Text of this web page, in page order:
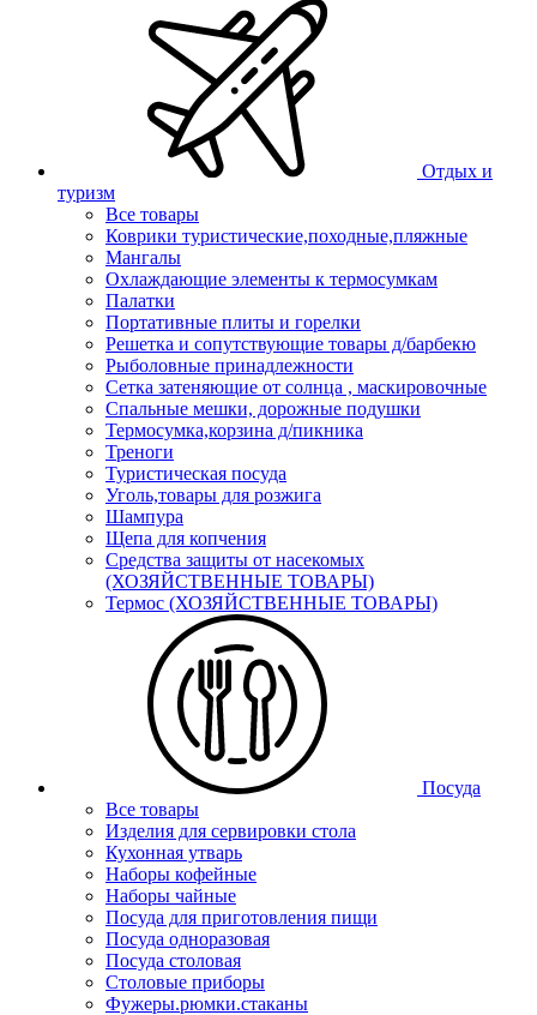
Отдых и
туризм
Все товары
Коврики туристические,походные,пляжные
Мангалы
Охлаждающие элементы к термосумкам
Палатки
Портативные плиты и горелки
Решетка и сопутствующие товары д/барбекю
Рыболовные принадлежности
Сетка затеняющие от солнца , маскировочные
Спальные мешки, дорожные подушки
Термосумка,корзина д/пикника
Треноги
Туристическая посуда
Уголь,товары для розжига
Шампура
Щепа для копчения
Средства защиты от насекомых
(ХОЗЯЙСТВЕННЫЕ ТОВАРЫ)
Термос (ХОЗЯЙСТВЕННЫЕ ТОВАРЫ)
Посуда
Все товары
Изделия для сервировки стола
Кухонная утварь
Наборы кофейные
Наборы чайные
Посуда для приготовления пищи
Посуда одноразовая
Посуда столовая
Столовые приборы
Фужеры.рюмки.стаканы